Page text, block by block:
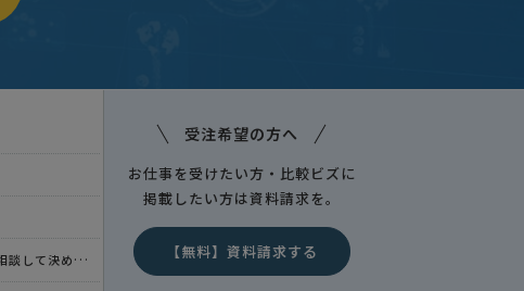
談して決めたい 福岡県
受注希望の方へ
お仕事を受けたい方・比較ビズに
掲載したい方は資料請求を。
【無料】資料請求する